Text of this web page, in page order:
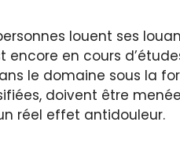
louent ses
encore en cours
le domaine sous la
doivent être
réel effet antidouleur.